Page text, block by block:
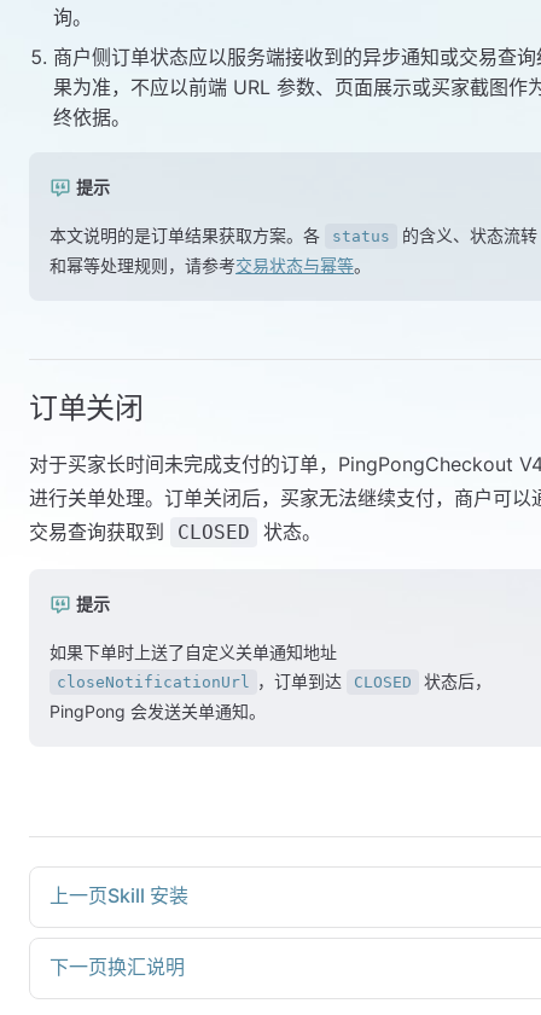
询。
商户侧订单状态应以服务端接收到的异步通知或交易查询
果为准，不应以前端 URL 参数、页面展示或买家截图作
终依据。
提示
本文说明的是订单结果获取方案。各 status
的含义、状态流转
和幂等处理规则，请参考交易状态与幂等。
订单关闭
对于买家长时间未完成支付的订单，PingPongCheckout
进行关单处理。订单关闭后，买家无法继续支付，商户可以
交易查询获取到
CLOSED 状态。
提示
如果下单时上送了自定义关单通知地址
closeNotificationUrl ，订单到达 CLOSED
状态后，
PingPong 会发送关单通知。
上一页Skill 安装
下一页换汇说明